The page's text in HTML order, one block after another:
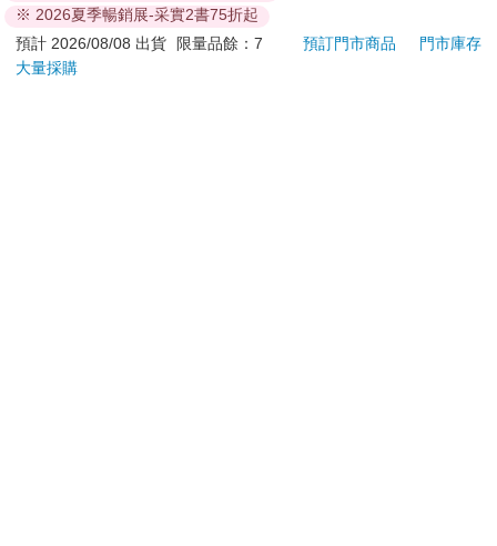
退換貨須知：
**提醒您，鑑賞期不等於試用期，退回商品須為全新狀態**
依據「消費者保護法」第19條及行政院消費者保護處公告之
※ 2026夏季暢銷展-采實2書75折起
預計 2026/08/08 出貨
限量品餘：7 預訂門市商品
門市庫存
大量採購